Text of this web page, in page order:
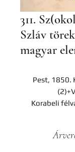
311.
Szláv
magyar
Pest, 1850.
Korabeli